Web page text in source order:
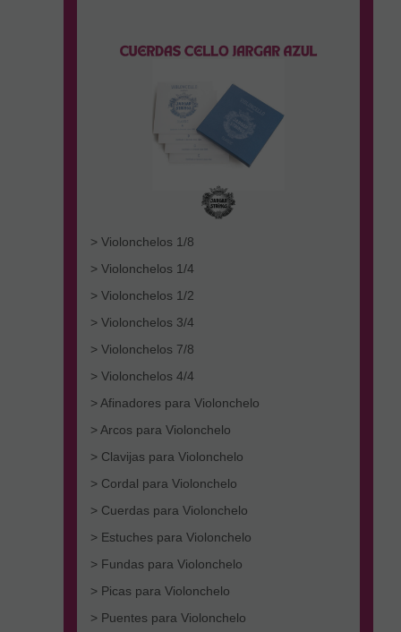
> Violonchelos 1/8
> Violonchelos 1/4
> Violonchelos 1/2
> Violonchelos 3/4
> Violonchelos 7/8
> Violonchelos 4/4
> Afinadores para Violonchelo
> Arcos para Violonchelo
> Clavijas para Violonchelo
> Cordal para Violonchelo
> Cuerdas para Violonchelo
> Estuches para Violonchelo
> Fundas para Violonchelo
> Picas para Violonchelo
> Puentes para Violonchelo